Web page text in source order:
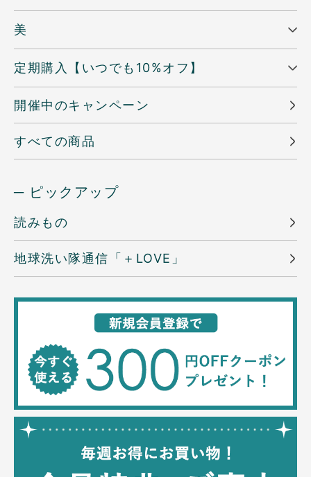
美
定期購入【いつでも10%オフ】
開催中のキャンペーン
すべての商品
─ ピックアップ
読みもの
地球洗い隊通信「＋LOVE」